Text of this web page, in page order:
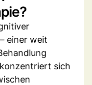
einer weit
sich